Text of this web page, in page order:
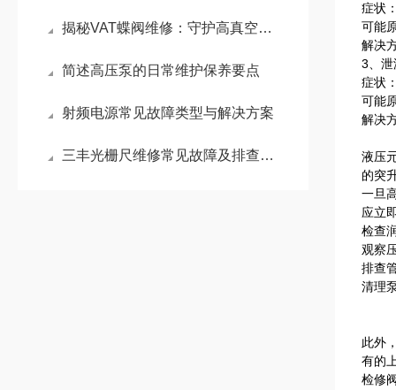
揭秘VAT蝶阀维修：守护高真空工艺的节流枢纽
简述高压泵的日常维护保养要点
射频电源常见故障类型与解决方案
三丰光栅尺维修常见故障及排查方法
症状
可能
解决
3、泄
症状
可能
解决
液压
的突
一旦
应立
检查
观察
排查
清理
此外
有的
检修